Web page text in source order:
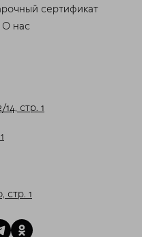
сертификат
О нас
стр. 1
стр. 1